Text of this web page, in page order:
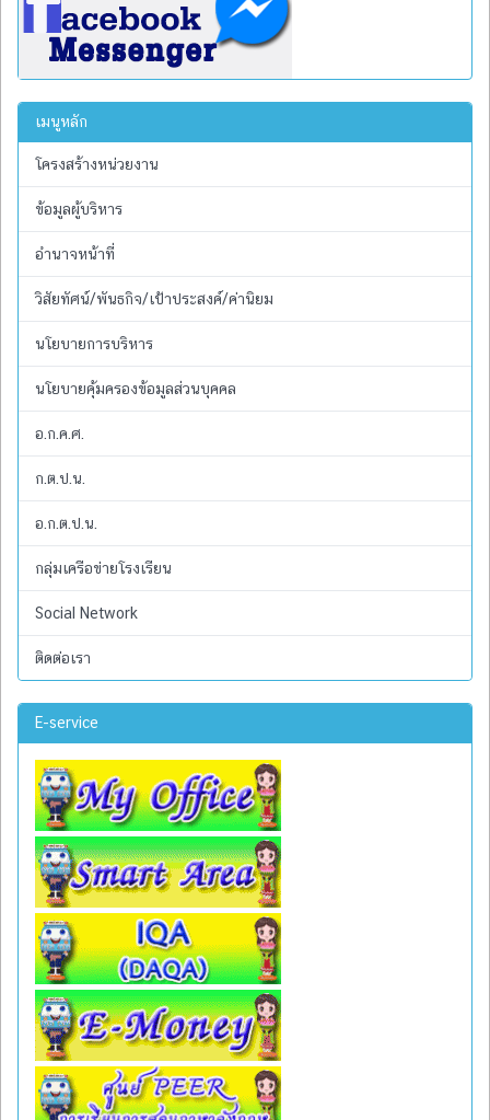
เมนูหลัก
โครงสร้างหน่วยงาน
ข้อมูลผู้บริหาร
อำนาจหน้าที่
วิสัยทัศน์/พันธกิจ/เป้าประสงค์/ค่านิยม
นโยบายการบริหาร
นโยบายคุ้มครองข้อมูลส่วนบุคคล
อ.ก.ค.ศ.
ก.ต.ป.น.
อ.ก.ต.ป.น.
กลุ่มเครือข่ายโรงเรียน
Social Network
ติดต่อเรา
E-service